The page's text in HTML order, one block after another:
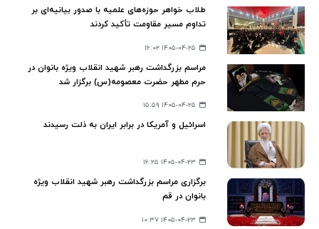
طلاب خواهر حوزه‌های علمیه با صدور بیانیه‌ای بر
تداوم مسیر مقاومت تأکید کردند
۱۴۰۵-۰۴-۲۵ ۱۶:۰۲
مراسم بزرگداشت رهبر شهید انقلاب ویژه بانوان در
حرم مطهر حضرت معصومه(س) برگزار شد
۱۴۰۵-۰۴-۲۵ ۱۵:۵۹
اسرائیل و آمریکا در برابر ایران به ذلت رسیدند
۱۴۰۵-۰۴-۲۳ ۱۶:۲۵
برگزاری مراسم بزرگداشت رهبر شهید انقلاب ویژه
بانوان در قم
۱۴۰۵-۰۴-۲۳ ۱۰:۳۷